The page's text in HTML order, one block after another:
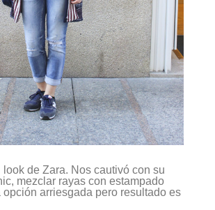
look de Zara. Nos cautivó con su
mezclar rayas con estampado
opción arriesgada pero resultado es